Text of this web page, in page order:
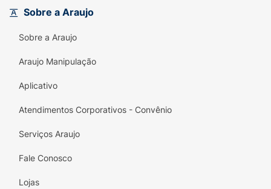
calor.
Pincel Aplicador:
facilita a distribuição uniforme e precisa da
postiços, evitando excessos e sujeira.
Fácil de Usar:Sua textura e a precisão do
ideal para iniciantes e profissionais.
Conteúdo:
Sobre a Araujo
Sobre a Araujo
Araujo Manipulação
Aplicativo
Atendimentos Corporativos - Convênio
Serviços Araujo
Fale Conosco
Lojas